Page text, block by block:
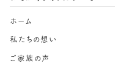
ホーム
私たちの想い
ご家族の声